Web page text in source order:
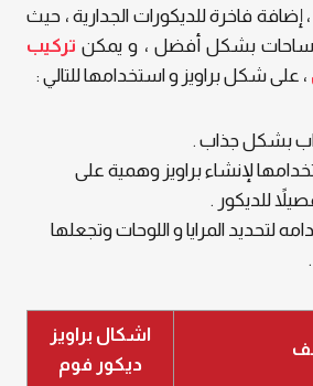
إضافة فاخرة للديكورات الجدارية ، حيث
بشكل أفضل ، و يمكن تركيب
، على شكل براويز و استخدامها للتالي :
بشكل جذاب .
لإنشاء براويز وهمية على
للديكور .
لتحديد المرايا و اللوحات وتجعلها
اشكال براويز
ديكور فوم